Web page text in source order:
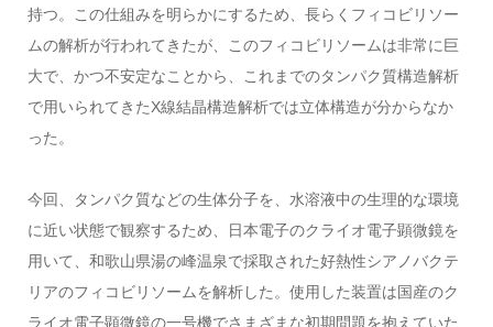
持つ。この仕組みを明らかにするため、長らくフィコビリソー
ムの解析が行われてきたが、このフィコビリソームは非常に巨
大で、かつ不安定なことから、これまでのタンパク質構造解析
で用いられてきたX線結晶構造解析では立体構造が分からなか
った。
今回、タンパク質などの生体分子を、水溶液中の生理的な環境
に近い状態で観察するため、日本電子のクライオ電子顕微鏡を
用いて、和歌山県湯の峰温泉で採取された好熱性シアノバクテ
リアのフィコビリソームを解析した。使用した装置は国産のク
ライオ電子顕微鏡の一号機でさまざまな初期問題を抱えていた